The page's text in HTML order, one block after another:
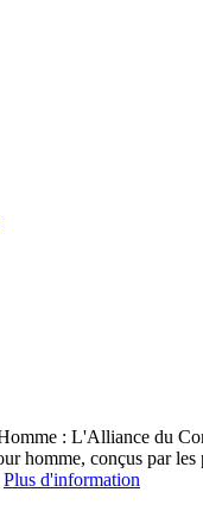
: L'Alliance du
homme, conçus par les
Plus d'information